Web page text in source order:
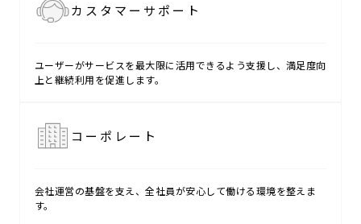
カスタマー サポート
ユーザーがサービスを最大限に活用できるよう支援し、満足度向
上と継続利用を促進します。
コーポレート
会社運営の基盤を支え、全社員が安心して働ける環境を整えま
す。